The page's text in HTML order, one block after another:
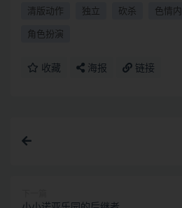
清版动作 独立 砍杀 色情
角色扮演
收藏 海报 链接